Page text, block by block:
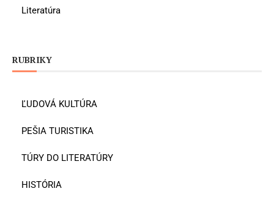
Literatúra
RUBRIKY
ĽUDOVÁ KULTÚRA
PEŠIA TURISTIKA
TÚRY DO LITERATÚRY
HISTÓRIA